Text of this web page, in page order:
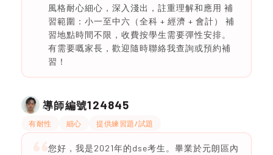
風格耐心細心，深入淺出，註重理解和應用 補
習範圍：小一至中六（全科 + 經濟 + 會計） 補
習地點時間不限，收費按學生需要彈性安排。
有需要嘅家長，歡迎隨時聯絡我查詢或預約補
習！
導師編號124845
有耐性 細心 提供練習題/試題
您好，我是2021年的dse考生。畢業於元朗區內